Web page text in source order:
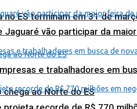
ES terminam em 31 de
ao Norte do ES
Jaguaré vão participar da
e trabalhadores em